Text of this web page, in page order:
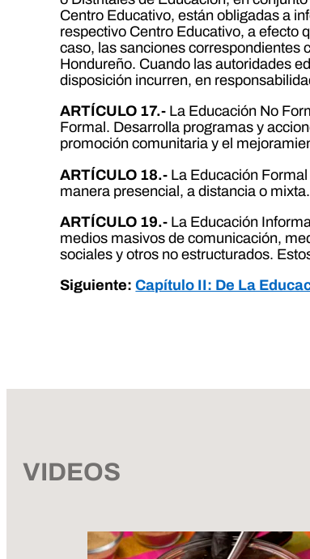
Centro Educativo, están obligadas a
respectivo Centro Educativo, a efecto
caso, las sanciones correspondientes
Hondureño. Cuando las autoridades
disposición incurren, en
ARTÍCULO 17.- La Educación No
Formal. Desarrolla programas y
promoción comunitaria y el
ARTÍCULO 18.- La Educación
manera presencial, a distancia o mixta.
ARTÍCULO 19.- La Educación
medios masivos de comunicación,
sociales y otros no estructurados.
Siguiente:Capítulo II: De La
VIDEOS